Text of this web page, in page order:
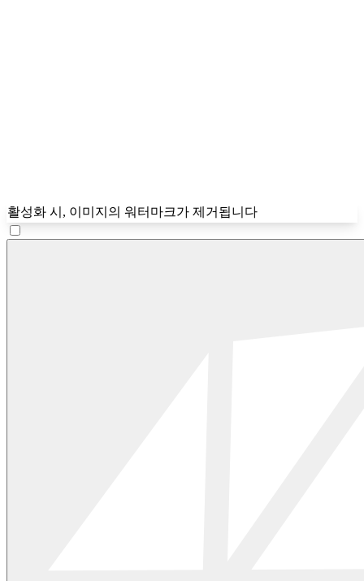
활성화 시, 이미지의 워터마크가 제거됩니다